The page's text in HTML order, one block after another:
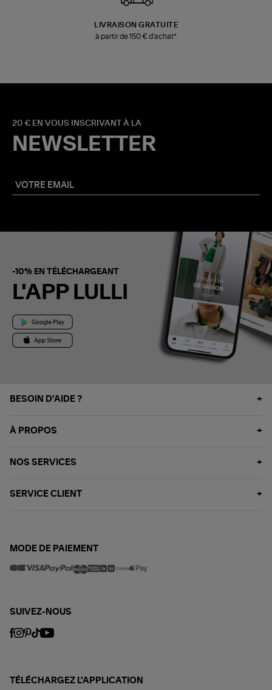
LIVRAISON GRATUITE
à partir de 150 € d'achat*
20 € EN VOUS INSCRIVANT À LA
NEWSLETTER
-10% EN TÉLÉCHARGEANT
L'APP LULLI
BESOIN D'AIDE ?
À PROPOS
NOS SERVICES
SERVICE CLIENT
MODE DE PAIEMENT
SUIVEZ-NOUS
TÉLÉCHARGEZ L'APPLICATION